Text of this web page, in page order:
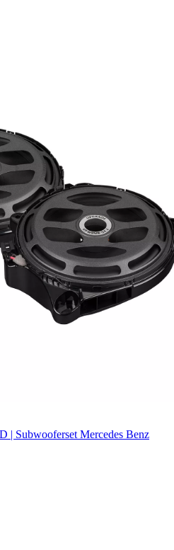
Subwooferset Mercedes Benz